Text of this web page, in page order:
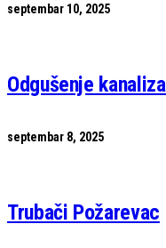
septembar 10, 2025
Odgušenje
septembar 8, 2025
Trubači Požarevac